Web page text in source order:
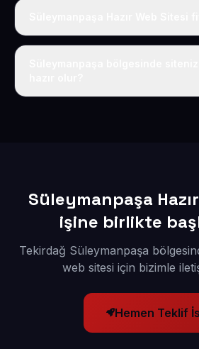
Tek fiyat uygulanır: yıllık 50 USD +
Süleymanpaşa
işine birlikte
Tekirdağ Süleymanpaşa
web sitesi için bizimle
Hemen Teklif